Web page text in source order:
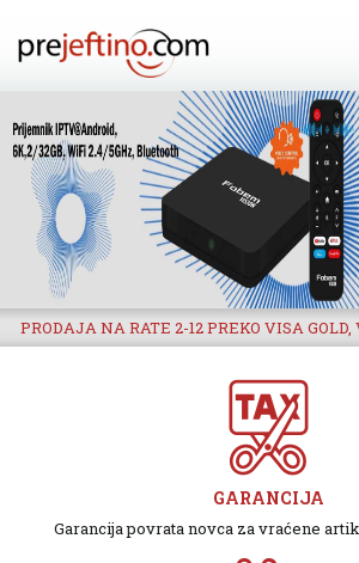
PRODAJA NA RATE 2-12 PREKO VISA
GARANCIJA
Garancija povrata novca za vraćene